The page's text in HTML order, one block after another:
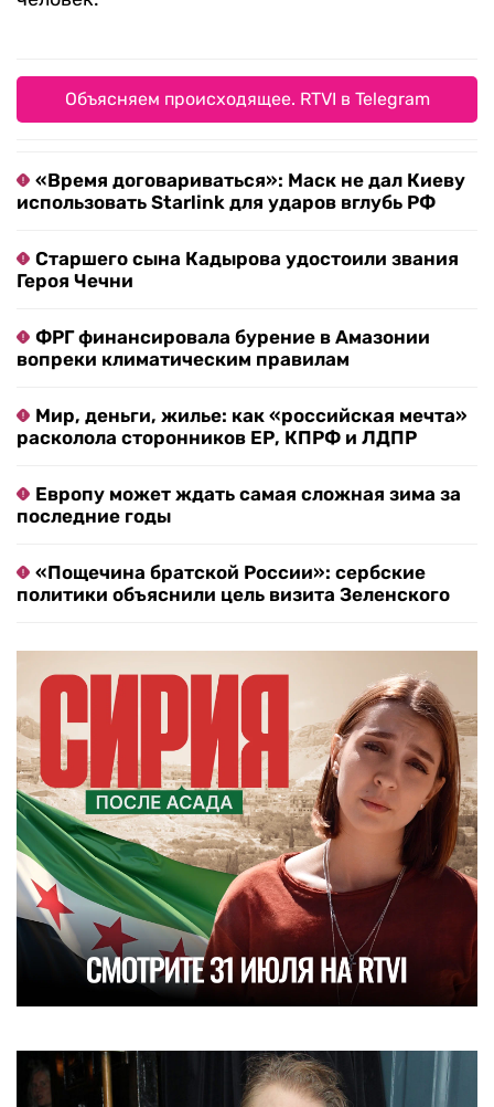
Объясняем происходящее. RTVI в Telegram
«Время договариваться»: Маск не дал Киеву
использовать Starlink для ударов вглубь РФ
Старшего сына Кадырова удостоили звания
Героя Чечни
ФРГ финансировала бурение в Амазонии
вопреки климатическим правилам
Мир, деньги, жилье: как «российская мечта»
расколола сторонников ЕР, КПРФ и ЛДПР
Европу может ждать самая сложная зима за
последние годы
«Пощечина братской России»: сербские
политики объяснили цель визита Зеленского